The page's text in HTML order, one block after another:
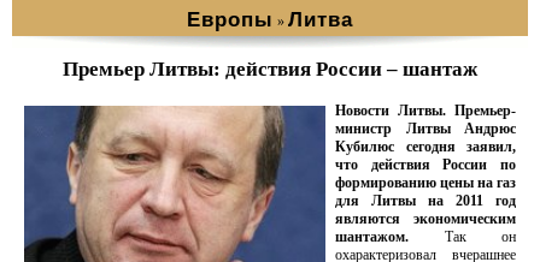
Европы » Литва
Премьер Литвы: действия России – шантаж
Новости Литвы. Премьер-
министр Литвы Андрюс
Кубилюс сегодня заявил,
что действия России по
формированию цены на газ
для Литвы на 2011 год
являются экономическим
шантажом. Так он
охарактеризовал вчерашнее